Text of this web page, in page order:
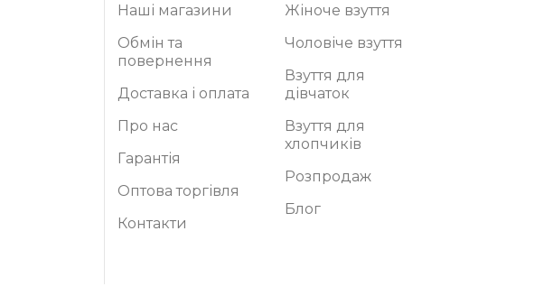
Наші магазини
Обмін та
повернення
Доставка і оплата
Про нас
Гарантія
Оптова торгівля
Контакти
Жіноче взуття
Чоловіче взуття
Взуття для
дівчаток
Взуття для
хлопчиків
Розпродаж
Блог